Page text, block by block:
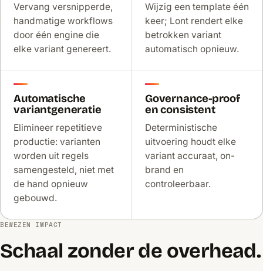
Vervang versnipperde,
handmatige workflows
door één engine die
elke variant genereert.
Wijzig een template één
keer; Lont rendert elke
betrokken variant
automatisch opnieuw.
Automatische
variantgeneratie
Elimineer repetitieve
productie: varianten
worden uit regels
samengesteld, niet met
de hand opnieuw
gebouwd.
Governance-proof
en consistent
Deterministische
uitvoering houdt elke
variant accuraat, on-
brand en
controleerbaar.
BEWEZEN IMPACT
Schaal zonder de overhead.